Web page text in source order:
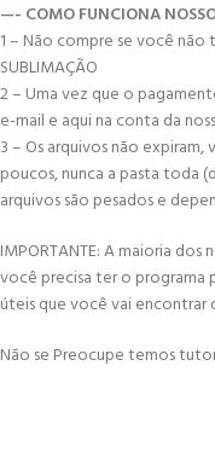
—- COMO FUNCIONA
1 – Não compre se você
SUBLIMAÇÃO
2 – Uma vez que o
e-mail e aqui na conta da
3 – Os arquivos não
poucos, nunca a pasta toda
arquivos são pesados e
IMPORTANTE: A maioria dos
você precisa ter o programa
úteis que você vai encontrar
Não se Preocupe temos